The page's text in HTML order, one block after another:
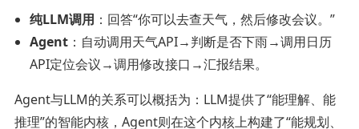
纯LLM调用 ：回答“你可以去查天气，然后修改会议。”
Agent ：自动调用天气API→判断是否下雨→调用日历
API定位会议→调用修改接口→汇报结果。
Agent与LLM的关系可以概括为：LLM提供了“能理解、能
推理”的智能内核，Agent则在这个内核上构建了“能规划、